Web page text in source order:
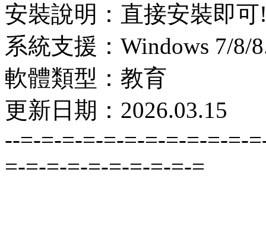
安裝說明：直接安裝即可
系統支援：Windows 7/8/
軟體類型：教育
更新日期：2026.03.15
--=-=-=-=-=-=-=-=-=-=-=-
=-=-=-=-=-=-=-=-=-=